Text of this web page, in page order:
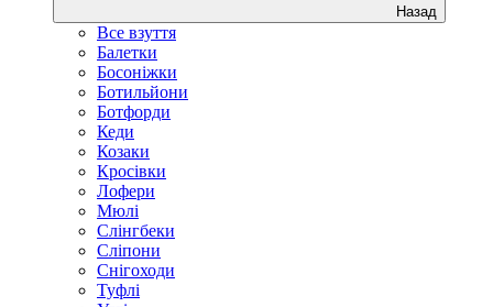
Назад
Все взуття
Балетки
Босоніжки
Ботильйони
Ботфорди
Кеди
Козаки
Кросівки
Лофери
Мюлі
Слінгбеки
Сліпони
Снігоходи
Туфлі